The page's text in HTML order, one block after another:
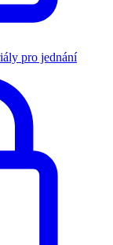
pro jednání